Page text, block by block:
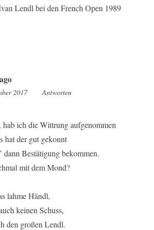
Lendl bei den French Open 1989
2017 9:45
Antworten
ich die Wittrung aufgenommen
hat der gut gekonnt
dann Bestätigung bekommen.
mit dem Mond?
lahme Händl,
keinen Schuss,
den großen Lendl.